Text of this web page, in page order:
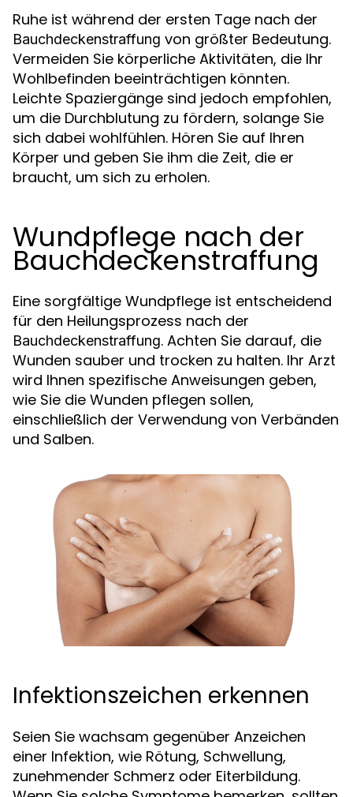
Ruhe ist während der ersten Tage nach der
Bauchdeckenstraffung von größter Bedeutung.
Vermeiden Sie körperliche Aktivitäten, die Ihr
Wohlbefinden beeinträchtigen könnten.
Leichte Spaziergänge sind jedoch empfohlen,
um die Durchblutung zu fördern, solange Sie
sich dabei wohlfühlen. Hören Sie auf Ihren
Körper und geben Sie ihm die Zeit, die er
braucht, um sich zu erholen.
Wundpflege nach der
Bauchdeckenstraffung
Eine sorgfältige Wundpflege ist entscheidend
für den Heilungsprozess nach der
Bauchdeckenstraffung. Achten Sie darauf, die
Wunden sauber und trocken zu halten. Ihr Arzt
wird Ihnen spezifische Anweisungen geben,
wie Sie die Wunden pflegen sollen,
einschließlich der Verwendung von Verbänden
und Salben.
Infektionszeichen erkennen
Seien Sie wachsam gegenüber Anzeichen
einer Infektion, wie Rötung, Schwellung,
zunehmender Schmerz oder Eiterbildung.